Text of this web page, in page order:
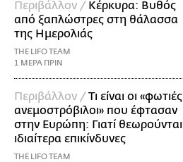
Περιβάλλον / Κέρκυρα: Βυθός
από ξαπλώστρες στη θάλασσα
της Ημερολιάς
THE LIFO TEAM
1 ΜΕΡΑ ΠΡΙΝ
Περιβάλλον /Τι είναι οι «φωτιές
ανεμοστρόβιλοι» που έφτασαν
στην Ευρώπη: Γιατί θεωρούνται
ιδιαίτερα επικίνδυνες
THE LIFO TEAM